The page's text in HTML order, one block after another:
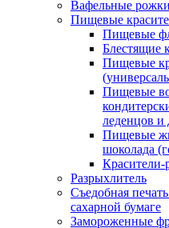
Вафельные
Пищевые
Пищевые
Блестящие
Пищевые
Пищевые
леденцов и
Пищевые
шоколада
Красители-
Разрыхлитель
Съедобная
сахарной бумаге
Замороженные